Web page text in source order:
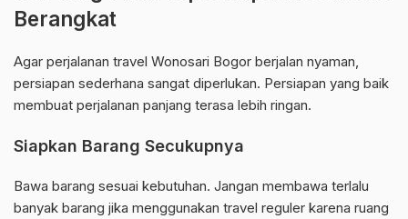
Berangkat
Agar perjalanan travel Wonosari Bogor berjalan nyaman,
persiapan sederhana sangat diperlukan. Persiapan yang baik
membuat perjalanan panjang terasa lebih ringan.
Siapkan Barang Secukupnya
Bawa barang sesuai kebutuhan. Jangan membawa terlalu
banyak barang jika menggunakan travel reguler karena ruang